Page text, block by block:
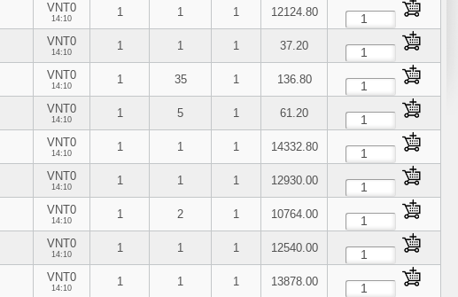
VNT0
14:10 1 1 1 12124.80
VNT0
14:10 1 1 1 37.20
VNT0
14:10 1 35 1 136.80
VNT0
14:10 1 5 1 61.20
VNT0
14:10 1 1 1 14332.80
VNT0
14:10 1 1 1 12930.00
VNT0
14:10 1 2 1 10764.00
VNT0
14:10 1 1 1 12540.00
VNT0
14:10 1 1 1 13878.00